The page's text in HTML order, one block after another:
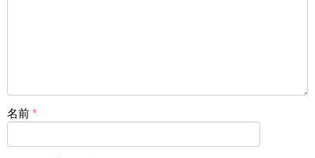
名前 *